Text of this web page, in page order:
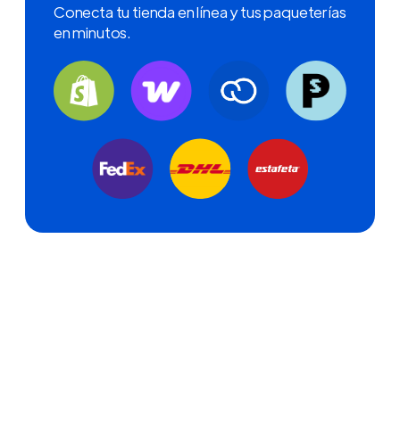
Conecta tu tienda en línea y tus paqueterías
en minutos.